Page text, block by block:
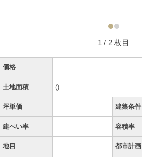
1 / 2 枚目
価格
土地面積 ()
坪単価 建築条件
建ぺい率 容積率
地目 都市計画